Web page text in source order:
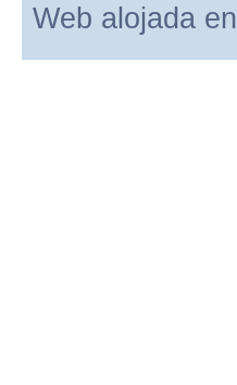
Web alojada en